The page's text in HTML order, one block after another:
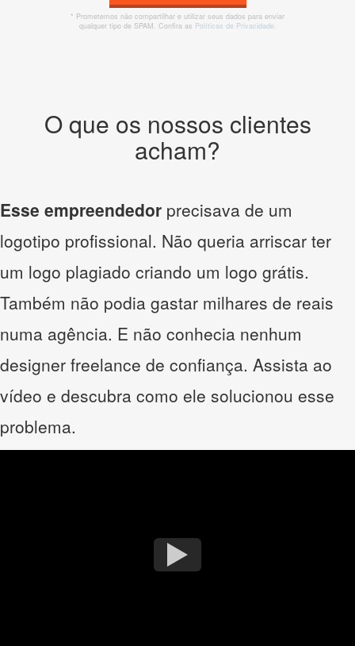
* Prometemos não compartilhar e utilizar seus dados para enviar
qualquer tipo de SPAM. Confira as Políticas de Privacidade.
O que os nossos clientes
acham?
Esse empreendedor precisava de um
logotipo profissional. Não queria arriscar ter
um logo plagiado criando um logo grátis.
Também não podia gastar milhares de reais
numa agência. E não conhecia nenhum
designer freelance de confiança. Assista ao
vídeo e descubra como ele solucionou esse
problema.